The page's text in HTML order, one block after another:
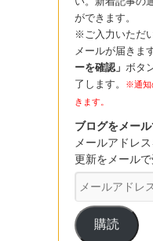
ができます。
※ご入力いただ
メールが届きま
ーを確認」 ボタ
了します。
※通知
きます。
ブログをメー
メールアドレ
更新をメールで
メ
ー
ル
ア
購読